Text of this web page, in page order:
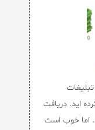
تبلیغات
اید. دریافت
و … اما خوب است